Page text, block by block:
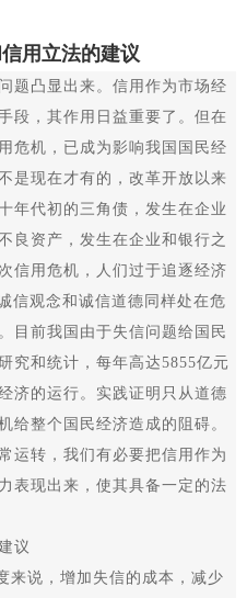
用立法的建议
题凸显出来。信用作为市场经
段，其作用日益重要了。但在
危机，已成为影响我国国民经
是现在才有的，改革开放以来
年代初的三角债，发生在企业
良资产，发生在企业和银行之
信用危机，人们过于追逐经济
信观念和诚信道德同样处在危
目前我国由于失信问题给国民
究和统计，每年高达5855亿元
济的运行。实践证明只从道德
给整个国民经济造成的阻碍。
运转，我们有必要把信用作为
表现出来，使其具备一定的法
议
说，增加失信的成本，减少